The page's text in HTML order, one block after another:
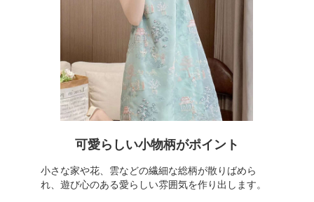
可愛らしい小物柄がポイント
小さな家や花、雲などの繊細な総柄が散りばめら
れ、遊び心のある愛らしい雰囲気を作り出します。